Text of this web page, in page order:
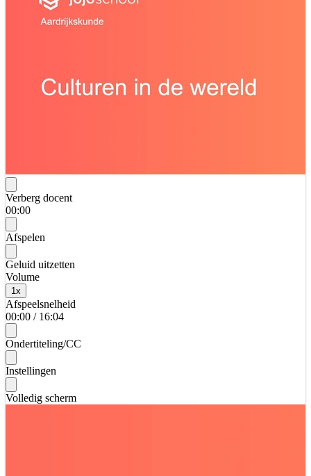
Verberg docent
00:00
Afspelen
Geluid uitzetten
Volume
1x
Afspeelsnelheid
00:00 / 16:04
Ondertiteling/CC
Instellingen
Volledig scherm